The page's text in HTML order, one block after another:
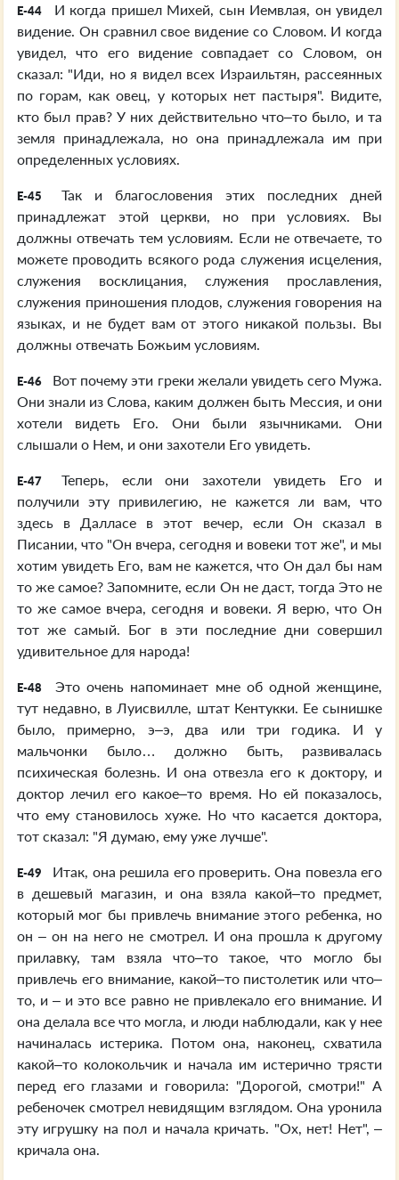
E-44
И когда пришел Михей, сын Иемвлая, он увидел
видение. Он сравнил свое видение со Словом. И когда
увидел, что его видение совпадает со Словом, он
сказал: "Иди, но я видел всех Израильтян, рассеянных
по горам, как овец, у которых нет пастыря". Видите,
кто был прав? У них действительно что–то было, и та
земля принадлежала, но она принадлежала им при
определенных условиях.
E-45
Так и благословения этих последних дней
принадлежат этой церкви, но при условиях. Вы
должны отвечать тем условиям. Если не отвечаете, то
можете проводить всякого рода служения исцеления,
служения восклицания, служения прославления,
служения приношения плодов, служения говорения на
языках, и не будет вам от этого никакой пользы. Вы
должны отвечать Божьим условиям.
E-46
Вот почему эти греки желали увидеть сего Мужа.
Они знали из Слова, каким должен быть Мессия, и они
хотели видеть Его. Они были язычниками. Они
слышали о Нем, и они захотели Его увидеть.
E-47
Теперь, если они захотели увидеть Его и
получили эту привилегию, не кажется ли вам, что
здесь в Далласе в этот вечер, если Он сказал в
Писании, что "Он вчера, сегодня и вовеки тот же", и мы
хотим увидеть Его, вам не кажется, что Он дал бы нам
то же самое? Запомните, если Он не даст, тогда Это не
то же самое вчера, сегодня и вовеки. Я верю, что Он
тот же самый. Бог в эти последние дни совершил
удивительное для народа!
E-48
Это очень напоминает мне об одной женщине,
тут недавно, в Луисвилле, штат Кентукки. Ее сынишке
было, примерно, э–э, два или три годика. И у
мальчонки было… должно быть, развивалась
психическая болезнь. И она отвезла его к доктору, и
доктор лечил его какое–то время. Но ей показалось,
что ему становилось хуже. Но что касается доктора,
тот сказал: "Я думаю, ему уже лучше".
E-49
Итак, она решила его проверить. Она повезла его
в дешевый магазин, и она взяла какой–то предмет,
который мог бы привлечь внимание этого ребенка, но
он – он на него не смотрел. И она прошла к другому
прилавку, там взяла что–то такое, что могло бы
привлечь его внимание, какой–то пистолетик или что–
то, и – и это все равно не привлекало его внимание. И
она делала все что могла, и люди наблюдали, как у нее
начиналась истерика. Потом она, наконец, схватила
какой–то колокольчик и начала им истерично трясти
перед его глазами и говорила: "Дорогой, смотри!" А
ребеночек смотрел невидящим взглядом. Она уронила
эту игрушку на пол и начала кричать. "Ох, нет! Нет", –
кричала она.